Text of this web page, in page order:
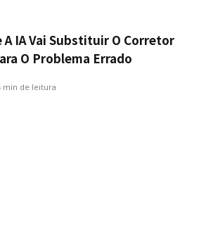
A IA Vai Substituir O Corretor
O Problema Errado
min de leitura